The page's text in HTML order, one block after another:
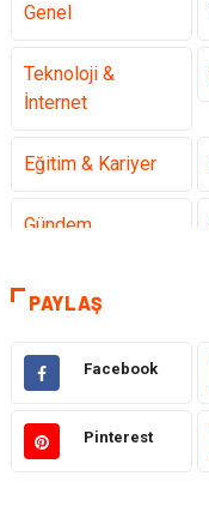
Genel
Teknoloji &
İnternet
Eğitim & Kariyer
Gündem
Moda
Yazılım
PAYLAŞ
Facebook
Pinterest